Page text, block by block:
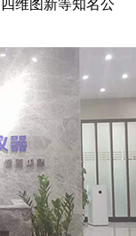
维图新等知名公